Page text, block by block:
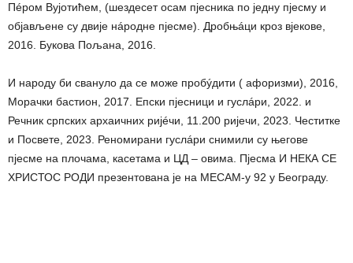
Пéром Вујотићем, (шездесет осам пјесника по једну пјесму и
објављене су двије нáродне пјесме). Дробњáци кроз вјекове,
2016. Букова Пољана, 2016.
И народу би свануло да се може пробýдити ( афоризми), 2016,
Морачки бастион, 2017. Епски пјесници и гуслáри, 2022. и
Речник српских архаичних ријéчи, 11.200 ријечи, 2023. Честитке
и Посвете, 2023. Реномирани гуслáри снимили су његове
пјесме на плочама, касетама и ЦД – овима. Пјесма И НЕКА СЕ
ХРИСТОС РОДИ презентована је на МЕСАМ-у 92 у Београду.